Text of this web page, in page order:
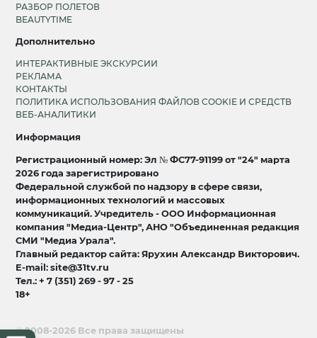
РАЗБОР ПОЛЕТОВ
BEAUTYTIME
Дополнительно
ИНТЕРАКТИВНЫЕ ЭКСКУРСИИ
РЕКЛАМА
КОНТАКТЫ
ПОЛИТИКА ИСПОЛЬЗОВАНИЯ ФАЙЛОВ COOKIE И СРЕДСТВ
ВЕБ-АНАЛИТИКИ
Информация
Регистрационный номер: Эл № ФС77-91199 от "24" марта
2026 года зарегистрировано
Федеральной службой по надзору в сфере связи,
информационных технологий и массовых
коммуникаций. Учредитель - ООО Информационная
компания "Медиа-Центр", АНО "Объединенная редакция
СМИ "Медиа Урала".
Главный редактор сайта: Ярухин Александр Викторович.
E-mail: site@31tv.ru
Тел.: + 7 (351) 269 - 97 - 25
18+
© 2008-2026 Все права защищены